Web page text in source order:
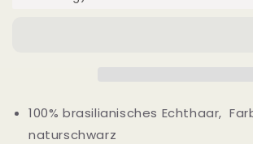
100% brasilianisches Echthaar,
naturschwarz